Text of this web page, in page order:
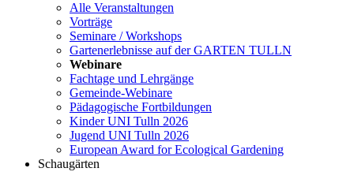
Alle Veranstaltungen
Vorträge
Seminare / Workshops
Gartenerlebnisse auf der GARTEN TULLN
Webinare
Fachtage und Lehrgänge
Gemeinde-Webinare
Pädagogische Fortbildungen
Kinder UNI Tulln 2026
Jugend UNI Tulln 2026
European Award for Ecological Gardening
Schaugärten